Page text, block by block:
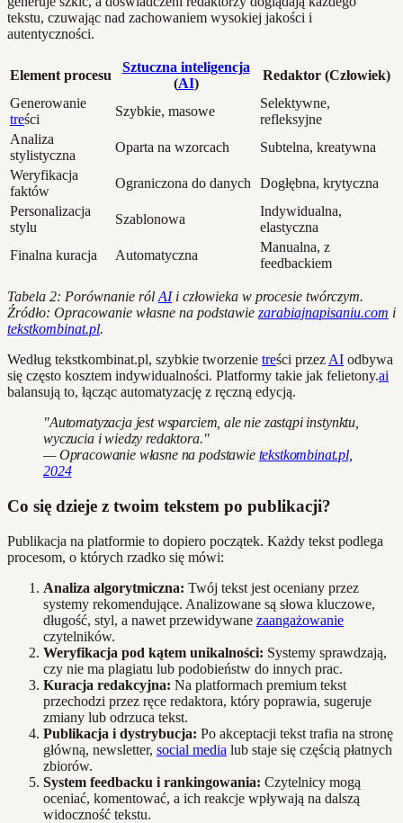
tekstu, czuwając nad zachowaniem wysokiej jakości i
autentyczności.
Element procesu
Sztuczna inteligencja
(AI)
Redaktor (Człowiek)
Generowanie
treści
Szybkie, masowe
Selektywne,
refleksyjne
Analiza
stylistyczna
Oparta na wzorcach
Subtelna, kreatywna
Weryfikacja
faktów
Ograniczona do danych
Dogłębna, krytyczna
Personalizacja
stylu
Szablonowa
Indywidualna,
elastyczna
Finalna kuracja
Automatyczna
Manualna, z
feedbackiem
Tabela 2: Porównanie ról AIi człowieka w procesie twórczym.
Źródło: Opracowanie własne na podstawie zarabiajnapisaniu.com i
tekstkombinat.pl.
Według tekstkombinat.pl, szybkie tworzenie treści przez AI odbywa
się często kosztem indywidualności. Platformy takie jak felietony.ai
balansują to, łącząc automatyzację z ręczną edycją.
"Automatyzacja jest wsparciem, ale nie zastąpi instynktu,
wyczucia i wiedzy redaktora."
— Opracowanie własne na podstawie tekstkombinat.pl,
2024
Co się dzieje z twoim tekstem po publikacji?
Publikacja na platformie to dopiero początek. Każdy tekst podlega
procesom, o których rzadko się mówi:
Analiza algorytmiczna: Twój tekst jest oceniany przez
systemy rekomendujące. Analizowane są słowa kluczowe,
długość, styl, a nawet przewidywane zaangażowanie
czytelników.
Weryfikacja pod kątem unikalności: Systemy sprawdzają,
czy nie ma plagiatu lub podobieństw do innych prac.
Kuracja redakcyjna: Na platformach premium tekst
przechodzi przez ręce redaktora, który poprawia, sugeruje
zmiany lub odrzuca tekst.
Publikacja i dystrybucja: Po akceptacji tekst trafia na stronę
główną, newsletter, social media lub staje się częścią płatnych
zbiorów.
System feedbacku i rankingowania: Czytelnicy mogą
oceniać, komentować, a ich reakcje wpływają na dalszą
widoczność tekstu.